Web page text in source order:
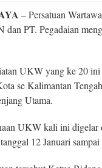
– Persatuan
dan PT. Pegadaian
UKW yang ke 20
se Kalimantan
Utama.
UKW kali ini digelar
12 Januari